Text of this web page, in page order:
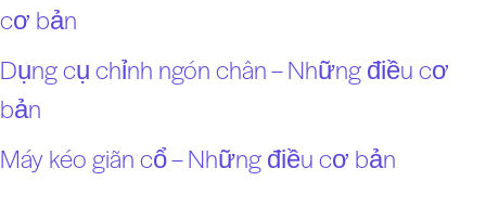
cơ bản
Dụng cụ chỉnh ngón chân – Những điều cơ
bản
Máy kéo giãn cổ – Những điều cơ bản